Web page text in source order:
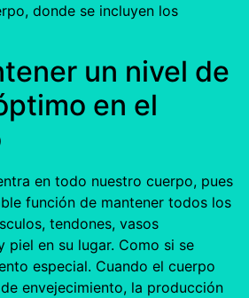
donde se incluyen los
un nivel de
en el
en todo nuestro cuerpo, pues
función de mantener todos los
tendones, vasos
piel en su lugar. Como si se
especial. Cuando el cuerpo
envejecimiento, la producción